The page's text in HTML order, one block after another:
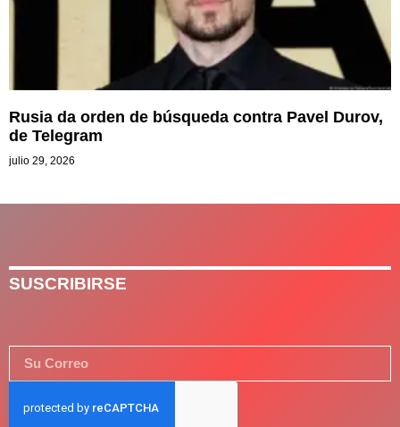
Rusia da orden de búsqueda contra Pavel Durov,
de Telegram
julio 29, 2026
SUSCRIBIRSE